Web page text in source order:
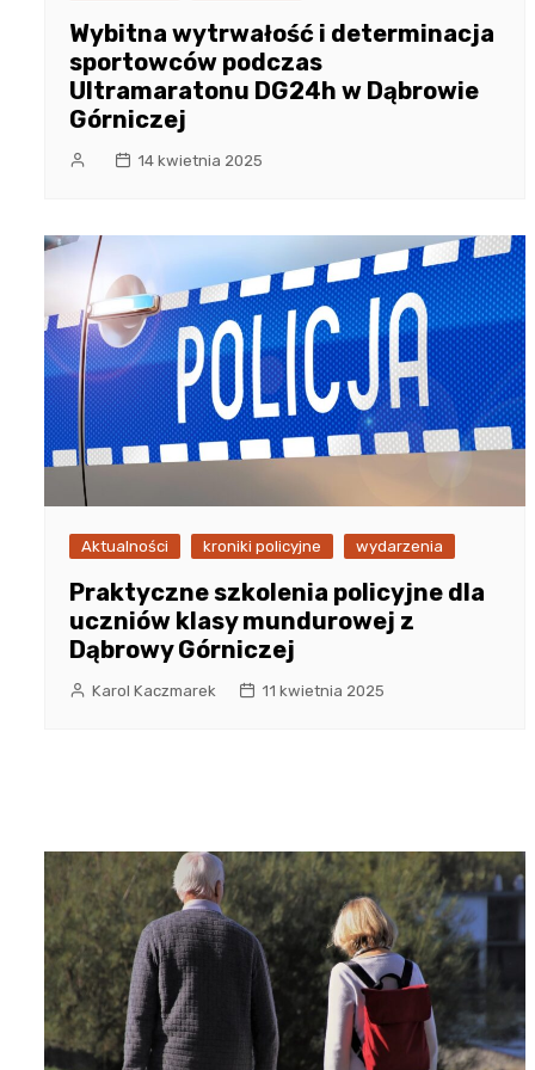
Wybitna wytrwałość i determinacja
sportowców podczas
Ultramaratonu DG24h w Dąbrowie
Górniczej
14 kwietnia 2025
Aktualności kroniki policyjne wydarzenia
Praktyczne szkolenia policyjne dla
uczniów klasy mundurowej z
Dąbrowy Górniczej
Karol Kaczmarek 11 kwietnia 2025